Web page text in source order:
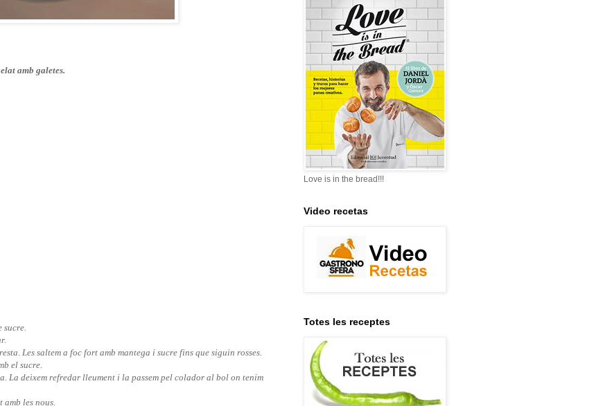
amb galetes.
Les saltem a foc fort amb mantega i sucre fins que siguin rosses.
el sucre.
deixem refredar lleument i la passem pel colador al bol on tenim
les nous.
Love is in the bread!!!
Video recetas
Totes les receptes